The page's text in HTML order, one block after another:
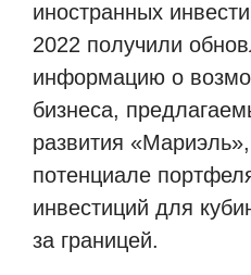
иностранных
2022 получили
информацию о
бизнеса,
развития
потенциале
инвестиций для
за границей.